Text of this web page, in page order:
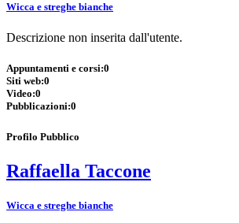
Wicca e streghe bianche
Descrizione non inserita dall'utente.
Appuntamenti e corsi:0
Siti web:0
Video:0
Pubblicazioni:0
Profilo Pubblico
Raffaella Taccone
Wicca e streghe bianche